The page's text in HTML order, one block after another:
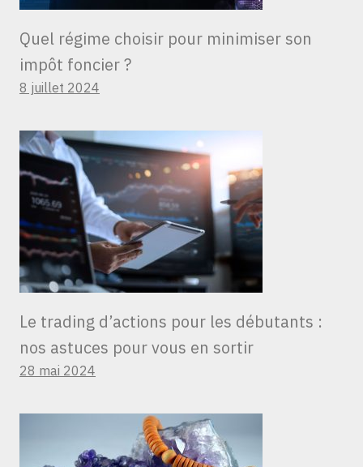
Quel régime choisir pour minimiser son
impôt foncier ?
8 juillet 2024
Le trading d’actions pour les débutants :
nos astuces pour vous en sortir
28 mai 2024